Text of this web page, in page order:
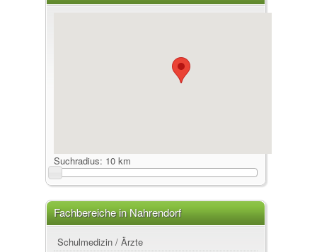
Suchradius: 10 km
Fachbereiche in Nahrendorf
Schulmedizin / Ärzte